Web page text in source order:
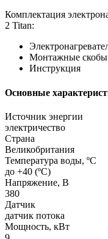
Комплектация
2 Titan:
Монтажные скобы
Инструкция
Основные
Источник энергии
электричество
Страна
Великобритания
Температура воды, ºС
до +40 (ºС)
Напряжение, В
380
Датчик
датчик потока
Мощность, кВт